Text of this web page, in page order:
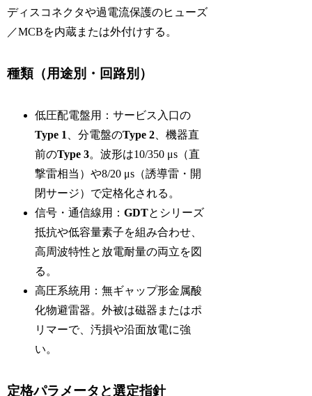
ディスコネクタや過電流保護のヒューズ
／MCBを内蔵または外付けする。
種類（用途別・回路別）
低圧配電盤用：サービス入口の
Type 1、分電盤のType 2、機器直
前のType 3。波形は10/350 μs（直
撃雷相当）や8/20 μs（誘導雷・開
閉サージ）で定格化される。
信号・通信線用：GDTとシリーズ
抵抗や低容量素子を組み合わせ、
高周波特性と放電耐量の両立を図
る。
高圧系統用：無ギャップ形金属酸
化物避雷器。外被は磁器またはポ
リマーで、汚損や沿面放電に強
い。
定格パラメータと選定指針